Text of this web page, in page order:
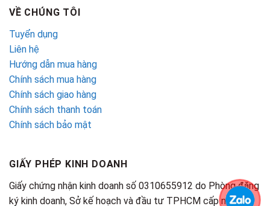
VỀ CHÚNG TÔI
Tuyển dụng
Liên hệ
Hướng dẫn mua hàng
Chính sách mua hàng
Chính sách giao hàng
Chính sách thanh toán
Chính sách bảo mật
GIẤY PHÉP KINH DOANH
Giấy chứng nhận kinh doanh số 0310655912 do Phòng đăng
ký kinh doanh, Sở kế hoạch và đầu tư TPHCM cấp ngày